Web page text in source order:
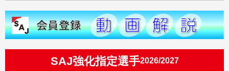
SAJ強化指定選手2026/2027